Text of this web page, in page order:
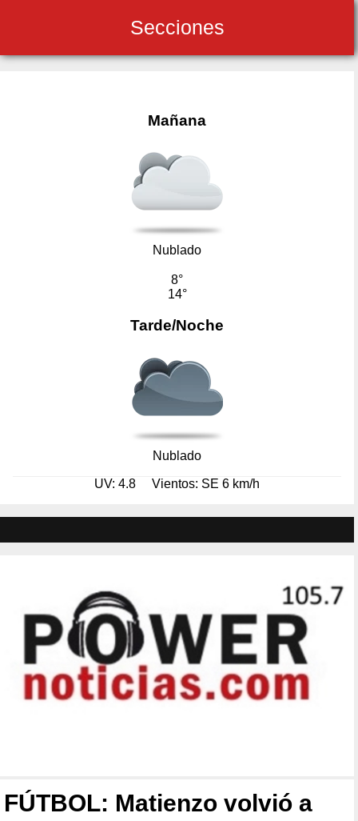
Secciones
Mañana
Nublado
8°
14°
Tarde/Noche
Nublado
UV: 4.8 Vientos: SE 6 km/h
FÚTBOL: Matienzo volvió a